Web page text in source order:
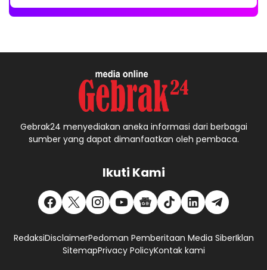
Gebrak24 menyediakan aneka informasi dari berbagai
sumber yang dapat dimanfaatkan oleh pembaca.
Ikuti Kami
RedaksiDisclaimerPedoman Pemberitaan Media SiberIklan
SitemapPrivacy PolicyKontak kami